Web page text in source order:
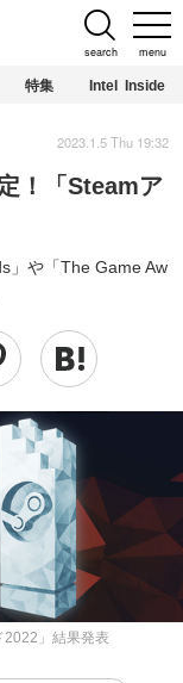
menu
search
特集 Intel Inside
！「Steamア
」や「The Game Aw
2023.1.5 Thu 19:32
2022」結果発表